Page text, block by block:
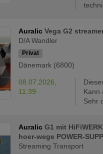
AuralicVega G2
D/A Wandler
Privat
Dänemark (6800)
08.07.2026,
11:39
Kann
Sehr
AuralicG1 mit
hoer-wege POWER-
Streaming Transport